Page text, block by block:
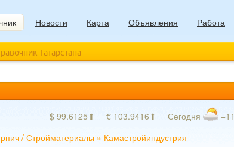
Новости Карта Объявления Работа
Татарстана
$ 99.6125⬆ € 103.9416⬆ Сегодня −11
/ Стройматериалы » Камастройиндустрия